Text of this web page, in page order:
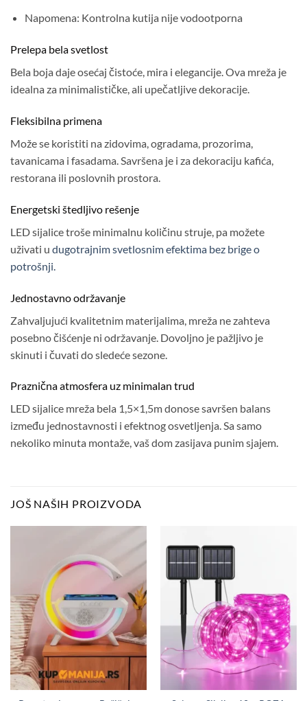
Napomena: Kontrolna kutija nije vodootporna
Prelepa bela svetlost
Bela boja daje osećaj čistoće, mira i elegancije. Ova mreža je
idealna za minimalističke, ali upečatljive dekoracije.
Fleksibilna primena
Može se koristiti na zidovima, ogradama, prozorima,
tavanicama i fasadama. Savršena je i za dekoraciju kafića,
restorana ili poslovnih prostora.
Energetski štedljivo rešenje
LED sijalice troše minimalnu količinu struje, pa možete
uživati u dugotrajnim svetlosnim efektima bez brige o
potrošnji.
Jednostavno održavanje
Zahvaljujući kvalitetnim materijalima, mreža ne zahteva
posebno čišćenje ni održavanje. Dovoljno je pažljivo je
skinuti i čuvati do sledeće sezone.
Praznična atmosfera uz minimalan trud
LED sijalice mreža bela 1,5×1,5m donose savršen balans
između jednostavnosti i efektnog osvetljenja. Sa samo
nekoliko minuta montaže, vaš dom zasijava punim sjajem.
JOŠ NAŠIH PROIZVODA